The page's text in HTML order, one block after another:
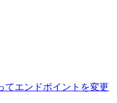
てエンドポイントを変更